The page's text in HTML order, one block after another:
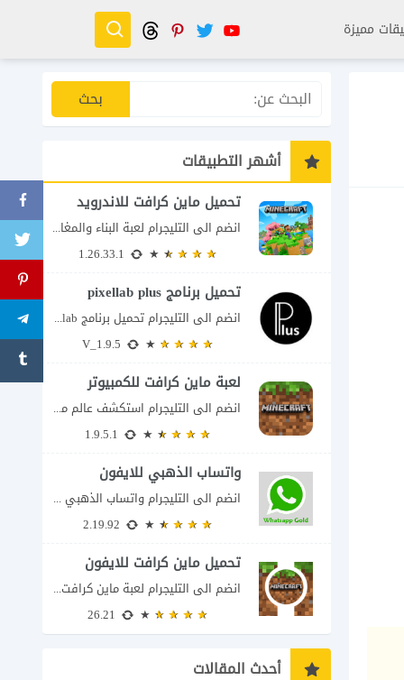
مميزة
أشهر التطبيقات
تحميل ماين كرافت للاندرويد
انضم الى التليجرام لعبة البناء والمغامرة التي لا تنتهي Minecraft إذا كنت تبحث عن...
تحميل برنامج pixellab plus
انضم الى التليجرام تحميل برنامج pixellab مهكر للاندرويد يعتبر تطبيق بيكسلاب من اشهر تطبيقات...
لعبة ماين كرافت للكمبيوتر
انضم الى التليجرام استكشف عالم ماين كرافت بتفاصيل مذهلة 🌟 هل أنت مستعد لمغامرة...
واتساب الذهبي للايفون
انضم الى التليجرام واتساب الذهبي 2023 للايفون إذا كنت تبحث عن واتساب الذهبي للايفون...
تحميل ماين كرافت للايفون
انضم الى التليجرام لعبة ماين كرافت للايفون Minecraft iOS تُعد لعبة Minecraft واحدة من...
أحدث المقالات